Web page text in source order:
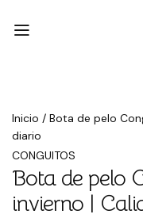
Inicio / Bota de pelo
diario
CONGUITOS
Bota de pelo
invierno |